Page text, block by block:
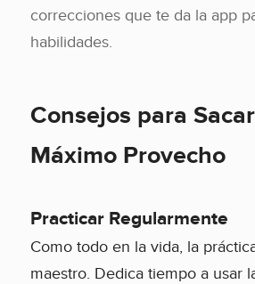
correcciones que te da la app
habilidades.
Consejos para
Máximo Provecho
Practicar Regularmente
Como todo en la vida, la
maestro. Dedica tiempo a usar